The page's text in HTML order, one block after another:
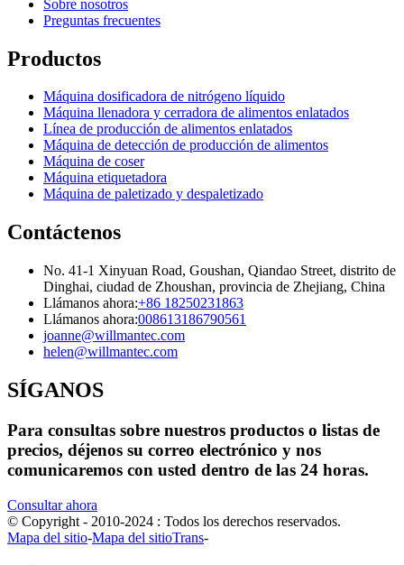
Sobre nosotros
Preguntas frecuentes
Productos
Máquina dosificadora de nitrógeno líquido
Máquina llenadora y cerradora de alimentos enlatados
Línea de producción de alimentos enlatados
Máquina de detección de producción de alimentos
Máquina de coser
Máquina etiquetadora
Máquina de paletizado y despaletizado
Contáctenos
No. 41-1 Xinyuan Road, Goushan, Qiandao Street, distrito de
Dinghai, ciudad de Zhoushan, provincia de Zhejiang, China
Llámanos ahora:+86 18250231863
Llámanos ahora:008613186790561
joanne@willmantec.com
helen@willmantec.com
SÍGANOS
Para consultas sobre nuestros productos o listas de
precios, déjenos su correo electrónico y nos
comunicaremos con usted dentro de las 24 horas.
Consultar ahora
© Copyright - 2010-2024 : Todos los derechos reservados.
Mapa del sitio-Mapa del sitioTrans-